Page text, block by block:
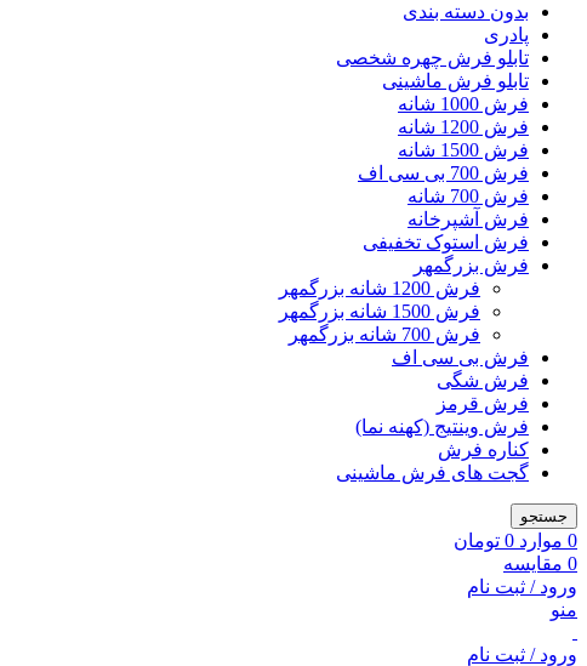
بدون دسته بندی
پادری
تابلو فرش چهره شخصی
تابلو فرش ماشینی
فرش 1000 شانه
فرش 1200 شانه
فرش 1500 شانه
فرش 700 بی سی اف
فرش 700 شانه
فرش آشپرخانه
فرش استوک تخفیفی
فرش بزرگمهر
فرش 1200 شانه بزرگمهر
فرش 1500 شانه بزرگمهر
فرش 700 شانه بزرگمهر
فرش بی سی اف
فرش شگی
فرش قرمز
فرش وینتیج (کهنه نما)
کناره فرش
گجت های فرش ماشینی
جستجو
0 موارد 0 تومان
0 مقایسه
ورود / ثبت نام
منو
ورود / ثبت نام